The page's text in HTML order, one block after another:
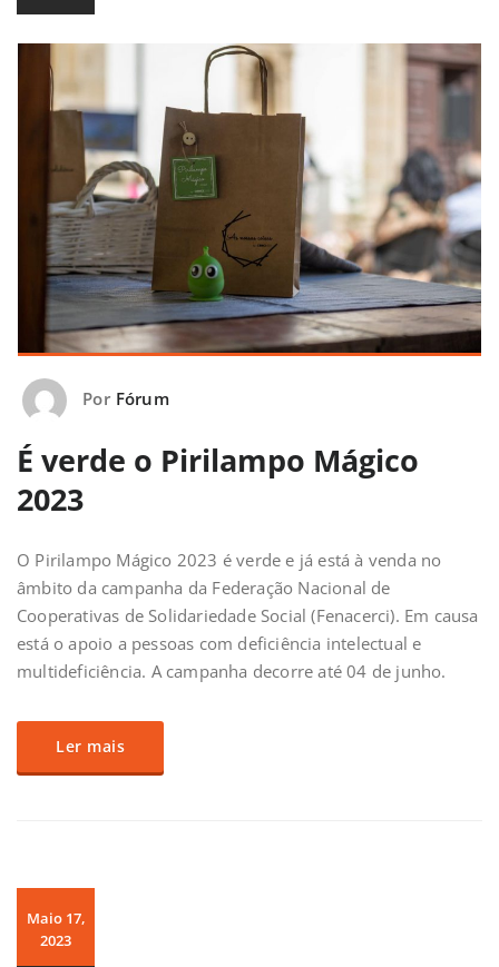
Por Fórum
É verde o Pirilampo Mágico
2023
O Pirilampo Mágico 2023 é verde e já está à venda no
âmbito da campanha da Federação Nacional de
Cooperativas de Solidariedade Social (Fenacerci). Em causa
está o apoio a pessoas com deficiência intelectual e
multideficiência. A campanha decorre até 04 de junho.
Ler mais
Maio 17,
2023